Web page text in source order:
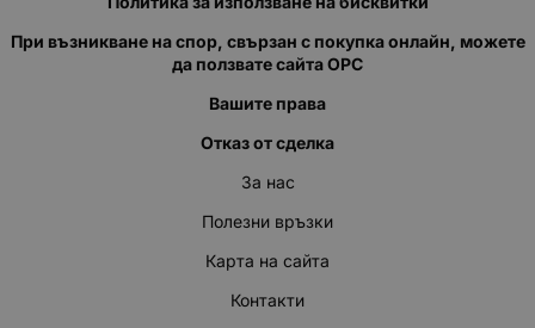
При възникване на спор, свързан с покупка онлайн, можете
да ползвате сайта ОРС
Вашите права
Отказ от сделка
За нас
Полезни връзки
Карта на сайта
Контакти